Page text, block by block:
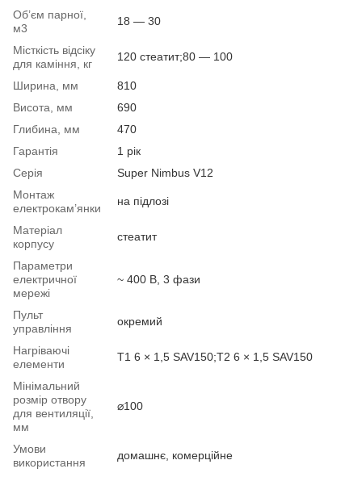
Об’єм парної,
м3
18 — 30
Місткість відсіку
для каміння, кг
120 стеатит;80 — 100
Ширина, мм
810
Висота, мм
690
Глибина, мм
470
Гарантія
1 рік
Серія
Super Nimbus V12
Монтаж
електрокам’янки
на підлозі
Матеріал
корпусу
стеатит
Параметри
електричної
мережі
~ 400 В, 3 фази
Пульт
управління
окремий
Нагріваючі
елементи
T1 6 × 1,5 SAV150;T2 6 × 1,5 SAV150
Мінімальний
розмір отвору
для вентиляції,
мм
⌀100
Умови
використання
домашнє, комерційне